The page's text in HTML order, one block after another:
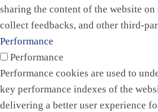
sharing the content of the website
collect feedbacks, and other third-
Performance
Performance
Performance cookies are used to
key performance indexes of the
delivering a better user experience